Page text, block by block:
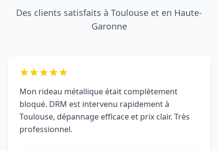
Des clients satisfaits à Toulouse et en Haute-
Garonne
Mon rideau métallique était complètement
bloqué. DRM est intervenu rapidement à
Toulouse, dépannage efficace et prix clair. Très
professionnel.